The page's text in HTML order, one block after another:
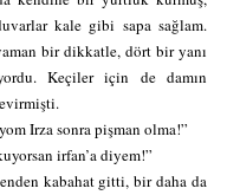
kale gibi sapa sağlam.
bir dikkatle, dört bir yanı
Keçiler için de damın
Irza sonra pişman olma!”
irfan’a diyem!”
kabahat gitti, bir daha da